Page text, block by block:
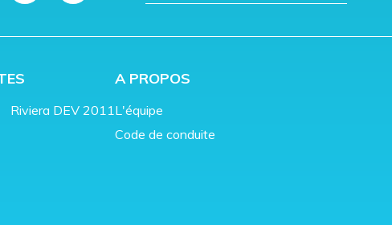
Riviera DEV 2011
A PROPOS
L'équipe
Code de conduite